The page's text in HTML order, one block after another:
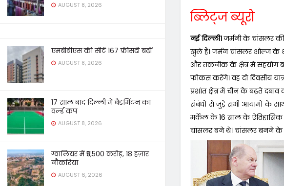
AUGUST 8, 2026
एमबीबीएस की सीटें 167 फ़ीसदी बढ़ीं
AUGUST 8, 2026
17 साल बाद दिल्ली में बैडमिंटन का
वर्ल्ड कप
AUGUST 8, 2026
ग्वालियर में ₹5,500 करोड़, 18 हज़ार
नौकरियां
AUGUST 6, 2026
ब्लिट्ज ब्यूरो
नई दिल्ली।जर्मनी के चांसलर की
खुले हैं। जर्मन चांसलर शोल्ज के
और तकनीक के क्षेत्र में सहयोग
फोकस करेंगे। वह दो दिवसीय
प्रशांत क्षेत्र में चीन के बढ़ते दबाव
संबंधों से जुड़े सभी आयामों के साथ
मर्केल के 16 साल के
चांसलर बने थे। चांसलर बनने के